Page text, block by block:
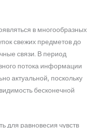
в многообразных
свежих предметов до
связи. В период
потока информации
актуальной, поскольку
бесконечной
для равновесия чувств